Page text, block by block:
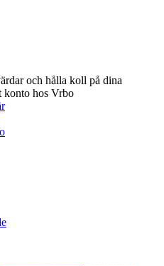
och hålla koll på dina
konto hos Vrbo